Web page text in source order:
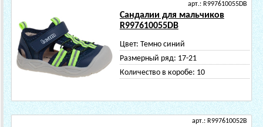
арт.: R997610055DB
Сандалии для мальчиков
R997610055DB
Цвет: Темно синий
Размерный ряд: 17-21
Количество в коробе: 10
арт.: R997610052B